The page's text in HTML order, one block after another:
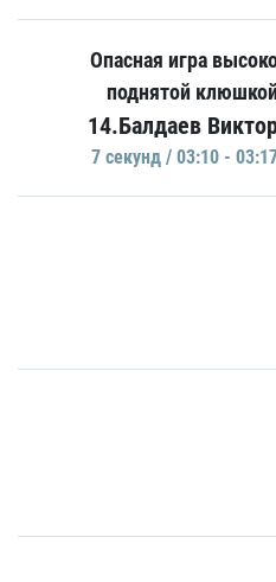
Опасная игра
поднятой клюшкой
14.Балдаев
7 секунд / 03:10 -